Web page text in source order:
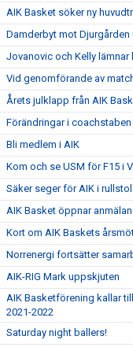
AIK Basket söker ny
Damderbyt mot
Jovanovic och Kelly lämnar
Vid genomförande av
Årets julklapp från AIK
Förändringar i
Bli medlem i AIK
Kom och se USM för F15 i
Säker seger för AIK i
AIK Basket öppnar
Kort om AIK Baskets
Norrenergi fortsätter
AIK-RIG Mark uppskjuten
AIK Basketförening kallar
2021-2022
Saturday night ballers!